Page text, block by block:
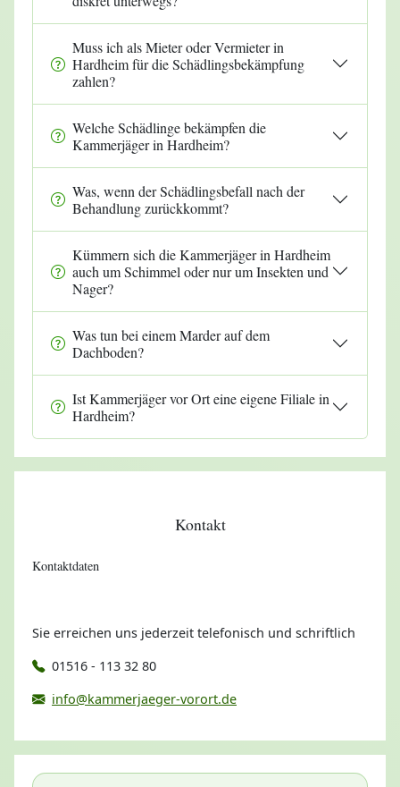
Muss ich als Mieter oder Vermieter in
Hardheim für die Schädlingsbekämpfung
zahlen?
Welche Schädlinge bekämpfen die
Kammerjäger in Hardheim?
Was, wenn der Schädlingsbefall nach der
Behandlung zurückkommt?
Kümmern sich die Kammerjäger in Hardheim
auch um Schimmel oder nur um Insekten und
Nager?
Was tun bei einem Marder auf dem
Dachboden?
Ist Kammerjäger vor Ort eine eigene Filiale in
Hardheim?
Kontakt
Kontaktdaten
Sie erreichen uns jederzeit telefonisch und schriftlich
01516 - 113 32 80
info@kammerjaeger-vorort.de